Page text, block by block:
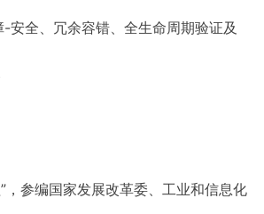
安全、冗余容错、全生命周期验证及
参编国家发展改革委、工业和信息化